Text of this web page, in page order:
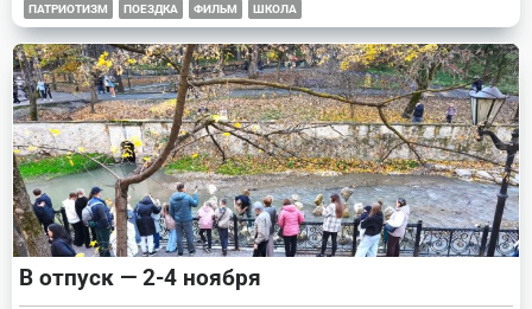
ПАТРИОТИЗМ ПОЕЗДКА ФИЛЬМ ШКОЛА
В отпуск — 2-4 ноября